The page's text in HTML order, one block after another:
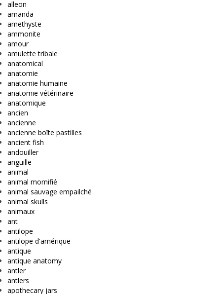
alleon
amanda
amethyste
ammonite
amour
amulette tribale
anatomical
anatomie
anatomie humaine
anatomie vétérinaire
anatomique
ancien
ancienne
ancienne boîte pastilles
ancient fish
andouiller
anguille
animal
animal momifié
animal sauvage empailché
animal skulls
animaux
ant
antilope
antilope d'amérique
antique
antique anatomy
antler
antlers
apothecary jars